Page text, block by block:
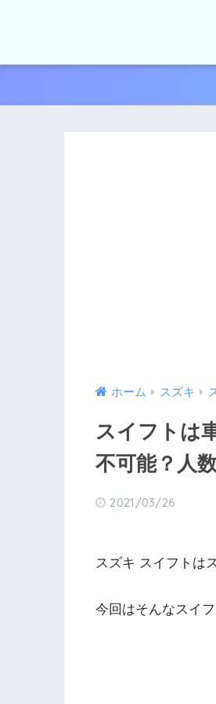
ホーム スズキ
スイフトは
不可能？人
2021/03/26
スズキ スイフトは
今回はそんなスイ